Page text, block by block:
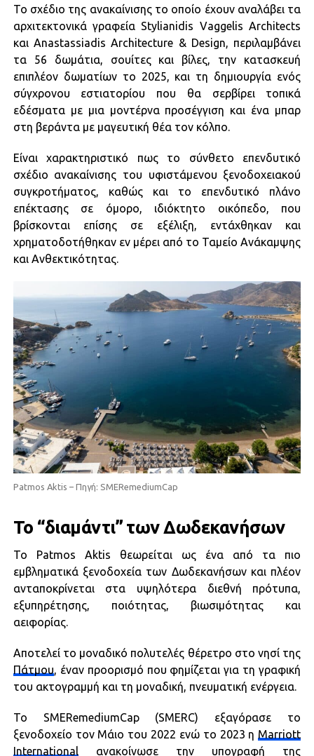
Το σχέδιο της ανακαίνισης το οποίο έχουν αναλάβει τα
αρχιτεκτονικά γραφεία Stylianidis Vaggelis Architects
και Anastassiadis Architecture & Design, περιλαμβάνει
τα 56 δωμάτια, σουίτες και βίλες, την κατασκευή
επιπλέον δωματίων το 2025, και τη δημιουργία ενός
σύγχρονου εστιατορίου που θα σερβίρει τοπικά
εδέσματα με μια μοντέρνα προσέγγιση και ένα μπαρ
στη βεράντα με μαγευτική θέα τον κόλπο.
Είναι χαρακτηριστικό πως το σύνθετο επενδυτικό
σχέδιο ανακαίνισης του υφιστάμενου ξενοδοχειακού
συγκροτήματος, καθώς και το επενδυτικό πλάνο
επέκτασης σε όμορο, ιδιόκτητο οικόπεδο, που
βρίσκονται επίσης σε εξέλιξη, εντάχθηκαν και
χρηματοδοτήθηκαν εν μέρει από το Ταμείο Ανάκαμψης
και Ανθεκτικότητας.
Patmos Aktis – Πηγή: SMERemediumCap
Το “διαμάντι” των Δωδεκανήσων
Το Patmos Aktis θεωρείται ως ένα από τα πιο
εμβληματικά ξενοδοχεία των Δωδεκανήσωνκαι πλέον
ανταποκρίνεται στα υψηλότερα διεθνή πρότυπα,
εξυπηρέτησης, ποιότητας, βιωσιμότητας και
αειφορίας.
Αποτελεί το μοναδικό πολυτελές θέρετρο στο νησί της
Πάτμου, έναν προορισμό που φημίζεται για τη γραφική
του ακτογραμμή και τη μοναδική, πνευματική ενέργεια.
Το SMERemediumCap (SMERC) εξαγόρασε το
ξενοδοχείο τον Μάιο του 2022 ενώ το 2023 η Marriott
Internationalανακοίνωσε την υπογραφή της